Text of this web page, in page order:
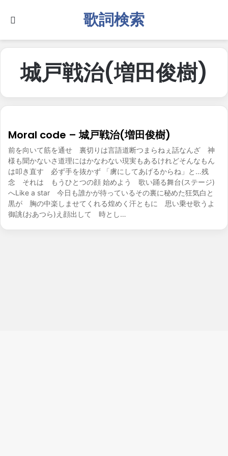
歌詞検索
城戸戦治(増田俊樹)
Moral code – 城戸戦治(増田俊樹)
前を向いて筋を通せ 裏切りは言語道断つまらねぇ話なんざ 神
様も聞かないさ道理にはかなわない現実もあるけれどそんなもん
は叩き直す 必ず手を抜かず 「虜にしてあげるからね」と…残
念 それは もうひとつの顔 始めよう 歌い踊る舞台(ステージ)
へLike a star 今日も誰かが待っているその裏に秘めた狂気白と
黒が 胸の中楽しませてくれる煌めく汗ともに 思い乗せ歌うよ
御誂(おあつら)え顔出して 時とし…